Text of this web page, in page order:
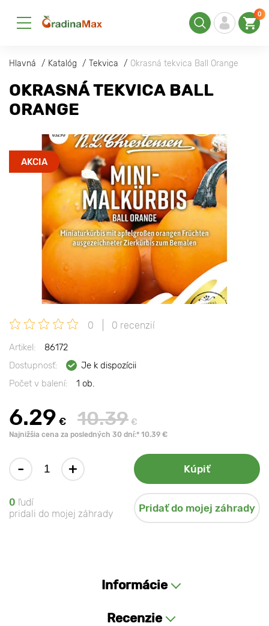
0
Hlavná Katalóg Tekvica Okrasná tekvica Ball Orange
OKRASNÁ TEKVICA BALL
ORANGE
AKCIA
0 0 recenzií
Artikel:
86172
Dostupnosť:
Je k dispozícii
Počet v balení:
1 ob.
6.29 € 10.39 €
Najnižšia cena za posledných 30 dní:* 10.39 €
- + Kúpiť
0 ľudí
pridali do mojej záhrady
Pridať do mojej záhrady
Informácie
Recenzie